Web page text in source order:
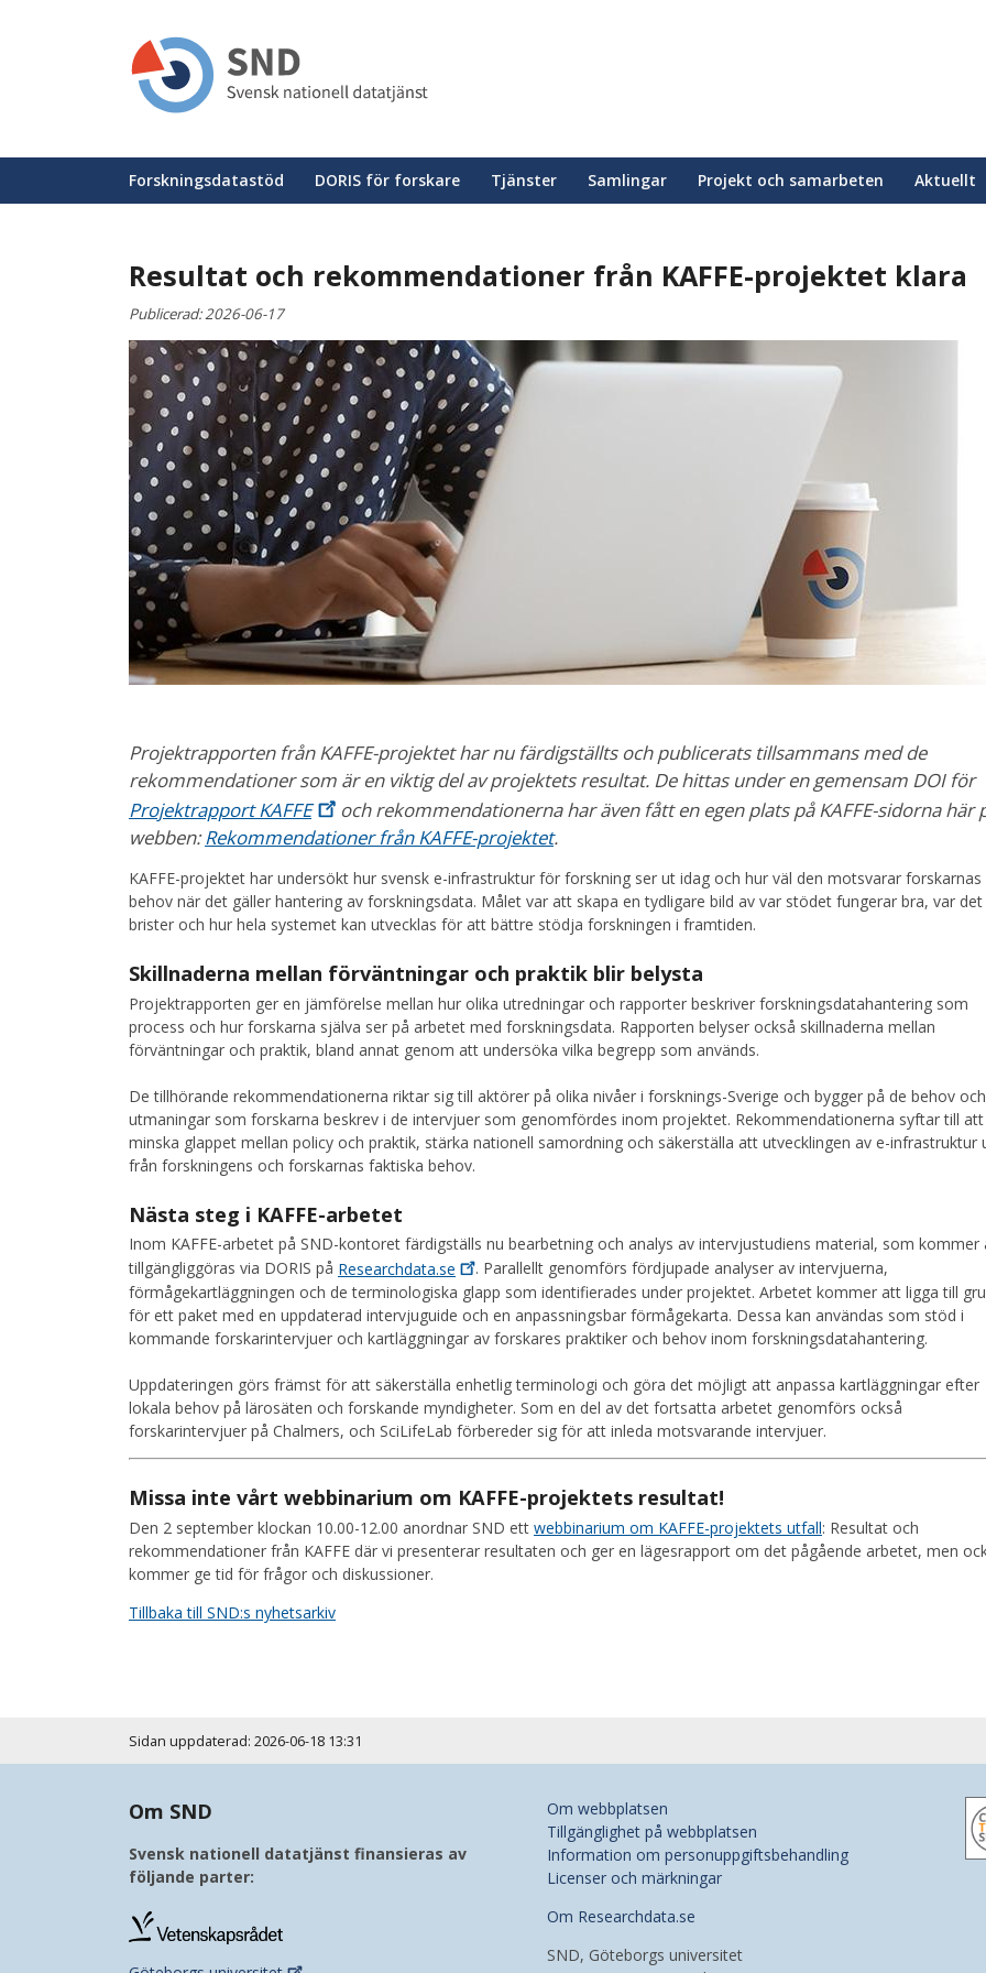
Huvudmeny
Forskningsdatastöd DORIS för forskare Tjänster Samlingar Projekt och samarbeten Aktuellt
Resultat och rekommendationer från KAFFE-projektet klara
Publicerad:2026-06-17
Projektrapporten från KAFFE-projektet har nu färdigställts och publicerats tillsammans med de
rekommendationer som är en viktig del av projektets resultat. De hittas under en gemensam DOI för
ProjektrapportKAFFE
och rekommendationerna har även fått en egen plats på KAFFE-sidorna här
webben:Rekommendationer från KAFFE-projektet.
KAFFE-projektet har undersökt hur svensk e-infrastruktur för forskning ser ut idag och hur väl den motsvarar forskarnas
behov när det gäller hantering av forskningsdata. Målet var att skapa en tydligare bild av var stödet fungerar bra, var det
brister och hur hela systemet kan utvecklas för att bättre stödja forskningen i framtiden.
Skillnaderna mellan förväntningar och praktik blir belysta
Projektrapporten ger en jämförelse mellan hur olika utredningar och rapporter beskriver forskningsdatahantering som
process och hur forskarna själva ser på arbetet med forskningsdata. Rapporten belyser också skillnaderna mellan
förväntningar och praktik, bland annat genom att undersöka vilka begrepp som används.
De tillhörande rekommendationerna riktar sig till aktörer på olika nivåer i forsknings-Sverige och bygger på de behov och
utmaningar som forskarna beskrev i de intervjuer som genomfördes inom projektet. Rekommendationerna syftar till att
minska glappet mellan policy och praktik, stärka nationell samordning och säkerställa att utvecklingen av e-infrastruktur
från forskningens och forskarnas faktiska behov.
Nästa steg i KAFFE-arbetet
Inom KAFFE-arbetet på SND-kontoret färdigställs nu bearbetning och analys av intervjustudiens material, som kommer
tillgängliggöras via DORIS på Researchdata.se
. Parallellt genomförs fördjupade analyser av intervjuerna,
förmågekartläggningen och de terminologiska glapp som identifierades under projektet. Arbetet kommer att ligga till
för ett paket med en uppdaterad intervjuguide och en anpassningsbar förmågekarta. Dessa kan användas som stöd i
kommande forskarintervjuer och kartläggningar av forskares praktiker och behov inom forskningsdatahantering.
Uppdateringen görs främst för att säkerställa enhetlig terminologi och göra det möjligt att anpassa kartläggningar efter
lokala behov på lärosäten och forskande myndigheter. Som en del av det fortsatta arbetet genomförs också
forskarintervjuer på Chalmers, och SciLifeLab förbereder sig för att inleda motsvarande intervjuer.
Missa inte vårt webbinarium om KAFFE-projektets resultat!
Den 2 september klockan 10.00-12.00 anordnar SND ett webbinarium om KAFFE-projektets utfall: Resultat och
rekommendationer från KAFFE där vi presenterar resultaten och ger en lägesrapport om det pågående arbetet, men
kommer ge tid för frågor och diskussioner.
Tillbaka till SND:s nyhetsarkiv
Sidan uppdaterad: 2026-06-18 13:31
Om SND
Svensk nationell datatjänst finansieras av
följande parter:
Om webbplatsen
Tillgänglighet på webbplatsen
Information om personuppgiftsbehandling
Licenser och märkningar
Om Researchdata.se
SND, Göteborgs universitet